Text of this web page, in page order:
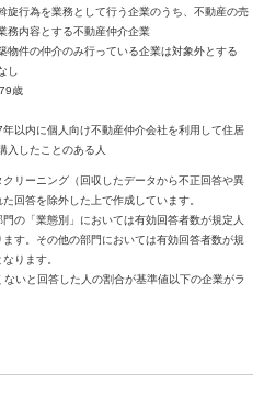
旋行為を業務として行う企業のうち、不動産の売
務内容とする不動産仲介企業
物件の仲介のみ行っている企業は対象外とする
し
歳
年以内に個人向け不動産仲介会社を利用して住居
入したことのある人
リーニング（回収したデータから不正回答や異
回答を除外した上で作成しています。
の「業態別」においては有効回答者数が規定人
す。その他の部門においては有効回答者数が規
ります。
いと回答した人の割合が基準値以下の企業がラ